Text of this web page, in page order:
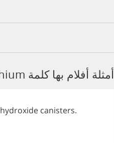
أمثلة أفلام بها كلمة Lithium
hydroxide canisters.